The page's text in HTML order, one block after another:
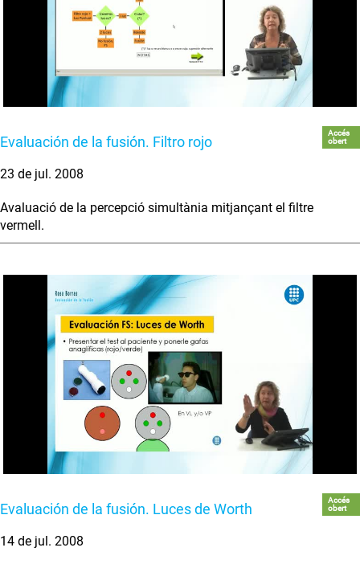
Evaluación de la fusión. Filtro rojo
Accés
obert
23 de jul. 2008
Avaluació de la percepció simultània mitjançant el filtre
vermell.
Evaluación de la fusión. Luces de Worth
Accés
obert
14 de jul. 2008